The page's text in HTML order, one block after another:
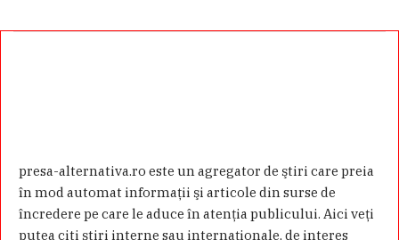
presa-alternativa.ro este un agregator de ştiri care preia
în mod automat informaţii şi articole din surse de
încredere pe care le aduce în atenţia publicului. Aici veţi
putea citi ştiri interne sau internaţionale, de interes